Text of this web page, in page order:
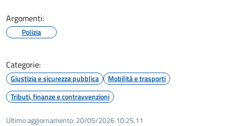
Argomenti:
Polizia
Categorie:
Giustizia e sicurezza pubblica
Mobilità e trasporti
Tributi, finanze e contravvenzioni
Ultimo aggiornamento: 20/05/2026 10:25.11